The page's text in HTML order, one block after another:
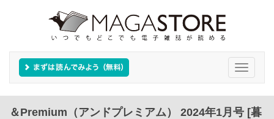
Toggle
＆Premium（アンドプレミアム） 2024年1月号 [暮